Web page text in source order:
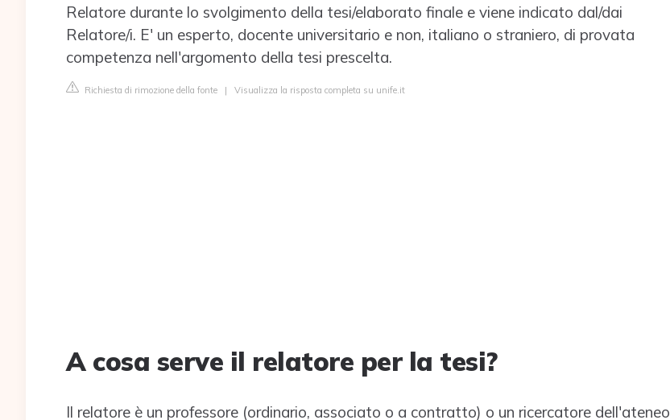
Relatore durante lo svolgimento della tesi/elaborato finale e viene indicato dal/dai
Relatore/i. E' un esperto, docente universitario e non, italiano o straniero, di provata
competenza nell'argomento della tesi prescelta.
Richiesta di rimozione della fonte | Visualizza la risposta completa su unife.it
A cosa serve il relatore per la tesi?
Il relatore è un professore (ordinario, associato o a contratto) o un ricercatore dell'ateneo